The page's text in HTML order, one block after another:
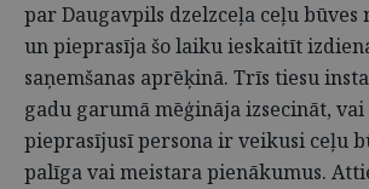
par Daugavpils dzelzceļa ceļu
un pieprasīja šo laiku ieskaitīt
saņemšanas aprēķinā. Trīs tiesu
gadu garumā mēģināja izsecināt,
pieprasījusī persona ir veikusi ceļu
palīga vai meistara pienākumus.